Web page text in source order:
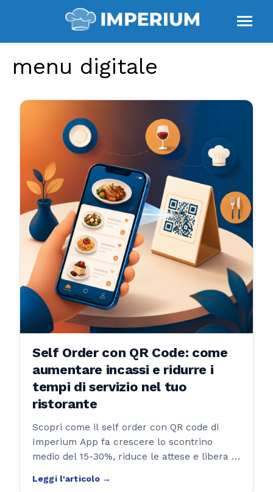
menu digitale
Self Order con QR Code: come
aumentare incassi e ridurre i
tempi di servizio nel tuo
ristorante
Scopri come il self order con QR code di
Imperium App fa crescere lo scontrino
medio del 15-30%, riduce le attese e libera il
+ offline pronta in 24 ore.